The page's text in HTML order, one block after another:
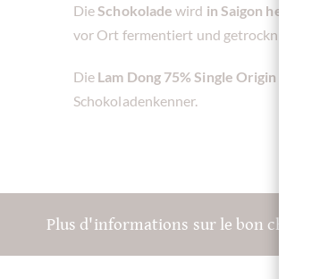
DieSchokolade wird in Saigon
vor Ort fermentiert und getrocknet.
Die Lam Dong 75% Single Origin Dark
Schokoladenkenner.
Plus d'informations sur le bon